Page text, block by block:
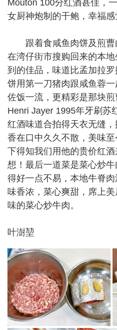
Mouton 100分红酒甚佳，
女厨神炮制的干鲍，幸福感
跟着食咸鱼肉饼及煎曹
在湾仔街市搜购回来的本
到的佳品，味道比孟加拉
饼用第一刀猪肉跟咸鱼蓉一
佐饭一流，更精彩是那块
Henri Jayer 1995年牙刷苏
红酒味道合拍得天衣无缝
香在口中久久不散，美味
下得知我们用他的贵价红
想！最后一道菜是菜心炒
得好一点不易，本地牛脊
味香浓，菜心爽甜，席上
味的菜心炒牛肉。
叶澍堃